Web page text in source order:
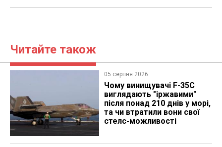
Читайте також
05 серпня 2026
Чому винищувачі F-35C
виглядають "іржавими"
після понад 210 днів у морі,
та чи втратили вони свої
стелс-можливості